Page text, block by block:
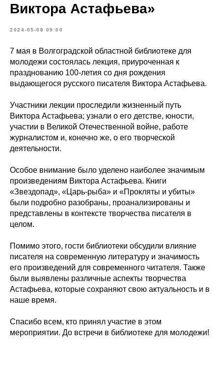
Виктора Астафьева»
2024-05-08 09:00
7 мая в Волгоградской областной библиотеке для
молодежи состоялась лекция, приуроченная к
празднованию 100-летия со дня рождения
выдающегося русского писателя Виктора Астафьева.
Участники лекции проследили жизненный путь
Виктора Астафьева; узнали о его детстве, юности,
участии в Великой Отечественной войне, работе
журналистом и, конечно же, о его творческой
деятельности.
Особое внимание было уделено наиболее значимым
произведениям Виктора Астафьева. Книги
«Звездопад», «Царь-рыба» и «Прокляты и убиты»
были подробно разобраны, проанализированы и
представлены в контексте творчества писателя в
целом.
Помимо этого, гости библиотеки обсудили влияние
писателя на современную литературу и значимость
его произведений для современного читателя. Также
были выявлены различные аспекты творчества
Астафьева, которые сохраняют свою актуальность и в
наше время.
Спасибо всем, кто принял участие в этом
мероприятии. До встречи в библиотеке для молодежи!